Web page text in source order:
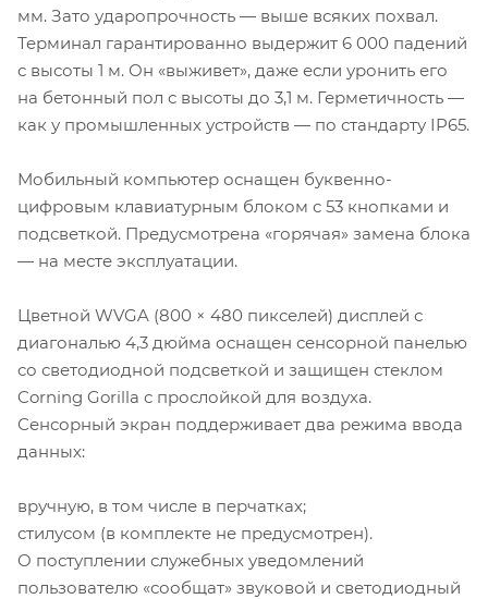
мм. Зато ударопрочность — выше всяких похвал.
Терминал гарантированно выдержит 6 000 падений
с высоты 1 м. Он «выживет», даже если уронить его
на бетонный пол с высоты до 3,1 м. Герметичность —
как у промышленных устройств — по стандарту IP65.
Мобильный компьютер оснащен буквенно-
цифровым клавиатурным блоком с 53 кнопками и
подсветкой. Предусмотрена «горячая» замена блока
— на месте эксплуатации.
Цветной WVGA (800 × 480 пикселей) дисплей с
диагональю 4,3 дюйма оснащен сенсорной панелью
со светодиодной подсветкой и защищен стеклом
Corning Gorilla с прослойкой для воздуха.
Сенсорный экран поддерживает два режима ввода
данных:
вручную, в том числе в перчатках;
стилусом (в комплекте не предусмотрен).
О поступлении служебных уведомлений
пользователю «сообщат» звуковой и светодиодный